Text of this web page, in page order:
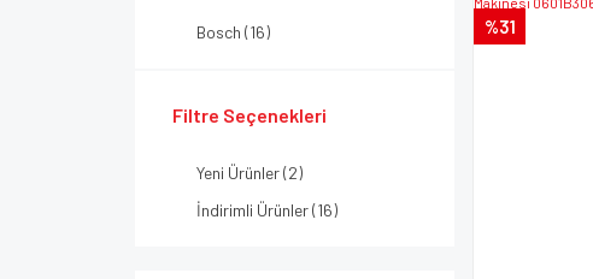
Bosch (16)
Filtre Seçenekleri
Yeni Ürünler (2)
İndirimli Ürünler (16)
%31